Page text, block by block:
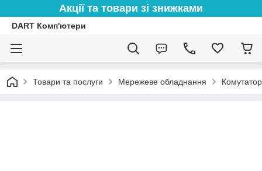
Акції та товари зі знижками
DART Комп'ютери
Товари та послуги Мережеве обладнання